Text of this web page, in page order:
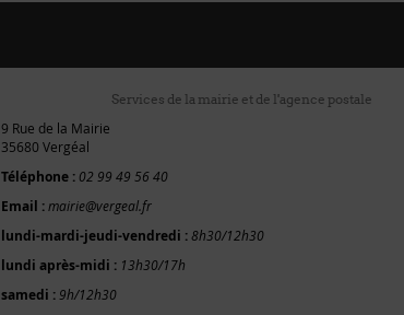
Services de la mairie et de l'agence postale
9 Rue de la Mairie
35680 Vergéal
Téléphone : 02 99 49 56 40
Email :mairie@vergeal.fr
lundi-mardi-jeudi-vendredi :8h30/12h30
lundi après-midi : 13h30/17h
samedi : 9h/12h30